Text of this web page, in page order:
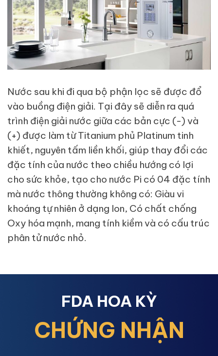
Nước sau khi đi qua bộ phận lọc sẽ được đổ
vào buồng điện giải. Tại đây sẽ diễn ra quá
trình điện giải nước giữa các bản cực (-) và
(+) được làm từ Titanium phủ Platinum tinh
khiết, nguyên tấm liền khối, giúp thay đổi các
đặc tính của nước theo chiều hướng có lợi
cho sức khỏe, tạo cho nước Pi có 04 đặc tính
mà nước thông thường không có: Giàu vi
khoáng tự nhiên ở dạng Ion, Có chất chống
Oxy hóa mạnh, mang tính kiềm và có cấu trúc
phân tử nước nhỏ.
FDA HOA KỲ
CHỨNG NHẬN